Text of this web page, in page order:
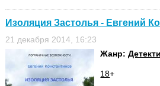
Изоляция Застолья - Евгений
21 декабря 2014, 16:23
Жанр:
18+